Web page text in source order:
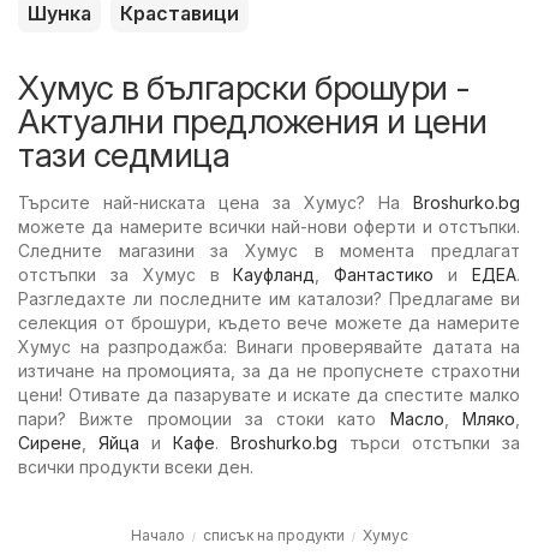
Шунка
Краставици
Хумус в български брошури -
Актуални предложения и цени
тази седмица
Търсите най-ниската цена за Хумус? На Broshurko.bg
можете да намерите всички най-нови оферти и отстъпки.
Следните магазини за Хумус в момента предлагат
отстъпки за Хумус вКауфланд ,Фантастико иЕДЕА.
Разгледахте ли последните им каталози? Предлагаме ви
селекция от брошури, където вече можете да намерите
Хумус на разпродажба: Винаги проверявайте датата на
изтичане на промоцията, за да не пропуснете страхотни
цени! Отивате да пазарувате и искате да спестите малко
пари? Вижте промоции за стоки като Масло ,Мляко
Сирене
Яйца и Кафе. Broshurko.bg търси отстъпки за
всички продукти всеки ден.
Начало списък на продукти Хумус